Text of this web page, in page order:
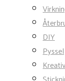
DIY
Pyssel